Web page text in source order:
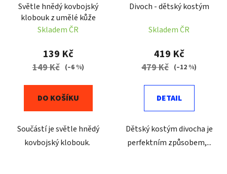
Světle hnědý kovbojský
klobouk z umělé kůže
Skladem ČR
139 Kč
149 Kč (–6 %)
DO KOŠÍKU
Součástí je světle hnědý
kovbojský klobouk.
Divoch - dětský kostým
Skladem ČR
419 Kč
479 Kč (–12 %)
DETAIL
Dětský kostým divocha je
perfektním způsobem,...